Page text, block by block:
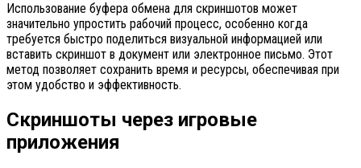
Использование буфера обмена для скриншотов может
значительно упростить рабочий процесс, особенно когда
требуется быстро поделиться визуальной информацией или
вставить скриншот в документ или электронное письмо. Этот
метод позволяет сохранить время и ресурсы, обеспечивая при
этом удобство и эффективность.
Скриншоты через игровые
приложения